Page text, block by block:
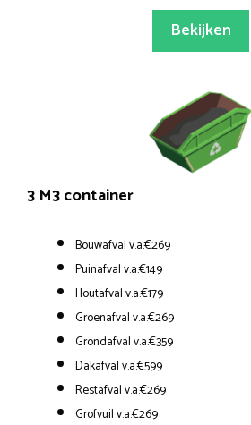
Bekijken
3 M3 container
Bouwafval v.a.€269
Puinafval v.a.€149
Houtafval v.a.€179
Groenafval v.a.€269
Grondafval v.a.€359
Dakafval v.a.€599
Restafval v.a.€269
Grofvuil v.a.€269